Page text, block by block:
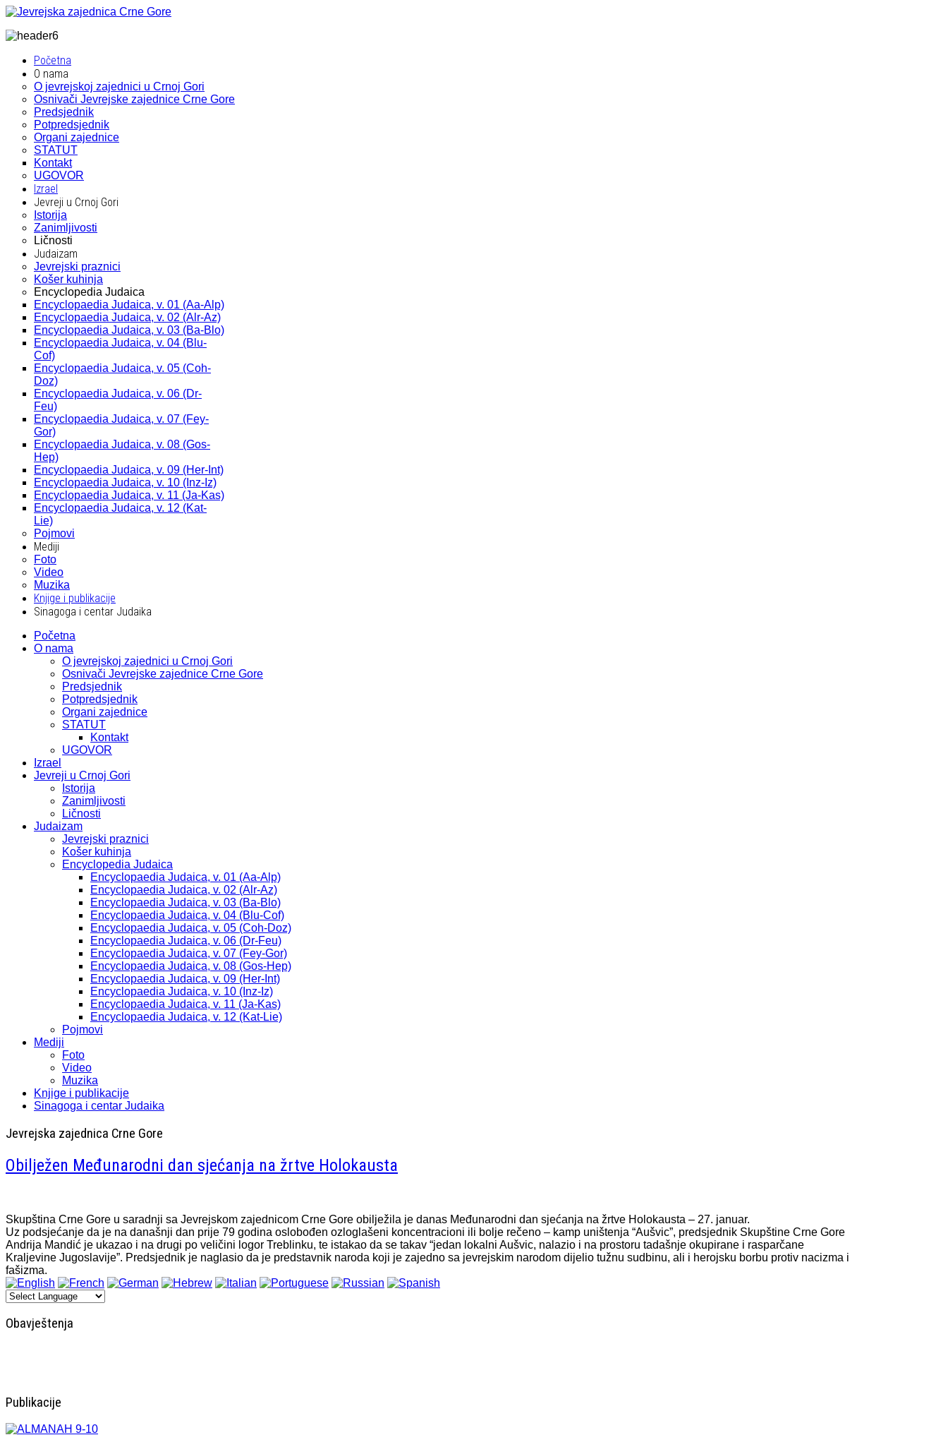
Početna
O nama
O jevrejskoj zajednici u Crnoj Gori
Osnivači Jevrejske zajednice Crne Gore
Predsjednik
Potpredsjednik
Organi zajednice
STATUT
Kontakt
UGOVOR
Izrael
Jevreji u Crnoj Gori
Istorija
Zanimljivosti
Ličnosti
Judaizam
Jevrejski praznici
Košer kuhinja
Encyclopedia Judaica
Encyclopaedia Judaica, v. 01 (Aa-Alp)
Encyclopaedia Judaica, v. 02 (Alr-Az)
Encyclopaedia Judaica, v. 03 (Ba-Blo)
Encyclopaedia Judaica, v. 04 (Blu-
Cof)
Encyclopaedia Judaica, v. 05 (Coh-
Doz)
Encyclopaedia Judaica, v. 06 (Dr-
Feu)
Encyclopaedia Judaica, v. 07 (Fey-
Gor)
Encyclopaedia Judaica, v. 08 (Gos-
Hep)
Encyclopaedia Judaica, v. 09 (Her-Int)
Encyclopaedia Judaica, v. 10 (Inz-Iz)
Encyclopaedia Judaica, v. 11 (Ja-Kas)
Encyclopaedia Judaica, v. 12 (Kat-
Lie)
Pojmovi
Mediji
Foto
Video
Muzika
Knjige i publikacije
Sinagoga i centar Judaika
Početna
O nama
O jevrejskoj zajednici u Crnoj Gori
Osnivači Jevrejske zajednice Crne Gore
Predsjednik
Potpredsjednik
Organi zajednice
STATUT
Kontakt
UGOVOR
Izrael
Jevreji u Crnoj Gori
Istorija
Zanimljivosti
Ličnosti
Judaizam
Jevrejski praznici
Košer kuhinja
Encyclopedia Judaica
Encyclopaedia Judaica, v. 01 (Aa-Alp)
Encyclopaedia Judaica, v. 02 (Alr-Az)
Encyclopaedia Judaica, v. 03 (Ba-Blo)
Encyclopaedia Judaica, v. 04 (Blu-Cof)
Encyclopaedia Judaica, v. 05 (Coh-Doz)
Encyclopaedia Judaica, v. 06 (Dr-Feu)
Encyclopaedia Judaica, v. 07 (Fey-Gor)
Encyclopaedia Judaica, v. 08 (Gos-Hep)
Encyclopaedia Judaica, v. 09 (Her-Int)
Encyclopaedia Judaica, v. 10 (Inz-Iz)
Encyclopaedia Judaica, v. 11 (Ja-Kas)
Encyclopaedia Judaica, v. 12 (Kat-Lie)
Pojmovi
Mediji
Foto
Video
Muzika
Knjige i publikacije
Sinagoga i centar Judaika
Jevrejska zajednica Crne Gore
Obilježen Međunarodni dan sjećanja na žrtve Holokausta
Skupština Crne Gore u saradnji sa Jevrejskom zajednicom Crne Gore obilježila je danas Međunarodni dan sjećanja na žrtve Holokausta – 27. januar.
Uz podsjećanje da je na današnji dan prije 79 godina oslobođen ozloglašeni koncentracioni ili bolje rečeno – kamp uništenja “Aušvic”, predsjednik Skupštine Crne Gore
Andrija Mandić je ukazao i na drugi po veličini logor Treblinku, te istakao da se takav “jedan lokalni Aušvic, nalazio i na prostoru tadašnje okupirane i rasparčane
Kraljevine Jugoslavije”. Predsjednik je naglasio da je predstavnik naroda koji je zajedno sa jevrejskim narodom dijelio tužnu sudbinu, ali i herojsku borbu protiv nacizma i
fašizma.
Obavještenja
Publikacije